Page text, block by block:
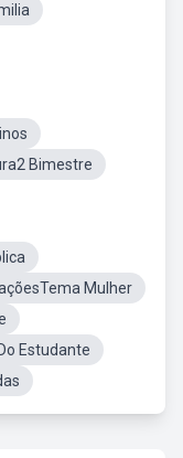
Bimestre
Mulher
Estudante